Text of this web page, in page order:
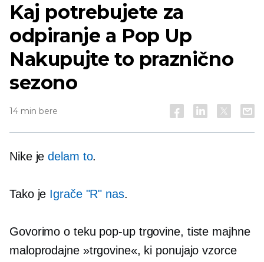
Kaj potrebujete za
odpiranje a Pop Up
Nakupujte to praznično
sezono
14 min bere
Nike jedelam to.
Tako je Igrače "R" nas.
Govorimo o teku pop-uptrgovine, tiste majhne
maloprodajne »trgovine«, ki ponujajo vzorce